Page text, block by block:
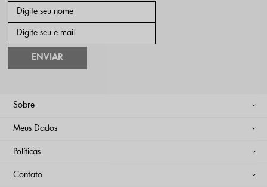
ENVIAR
Sobre
Meus Dados
Políticas
Contato